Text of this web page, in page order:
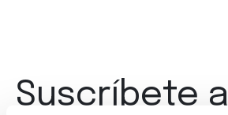
Suscríbete a